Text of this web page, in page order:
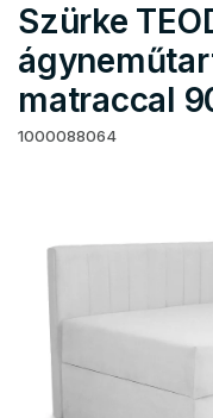
Szürke
matraccal
1000088064